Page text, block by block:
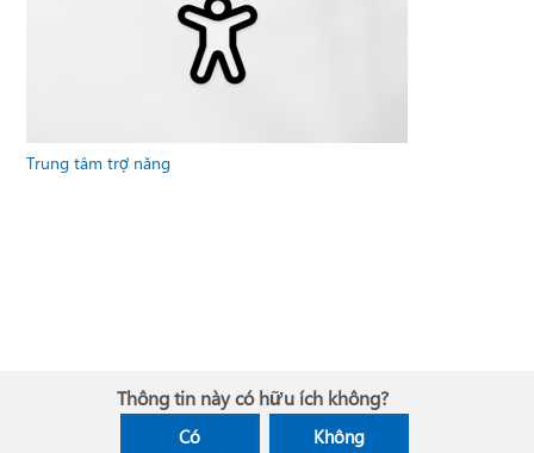
Trung tâm trợ năng
Thông tin này có hữu ích không?
Có Không